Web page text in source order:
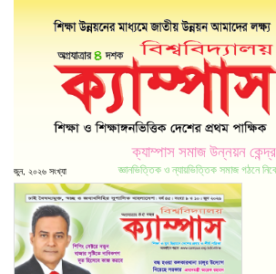
ক্যাম্পাস সমাজ উন্নয়ন কেন্দ্র
জ্ঞানভিত্তিক ও ন্যায়ভিত্তিক সমাজ গঠনে
জুন, ২০২৬ সংখ্যা